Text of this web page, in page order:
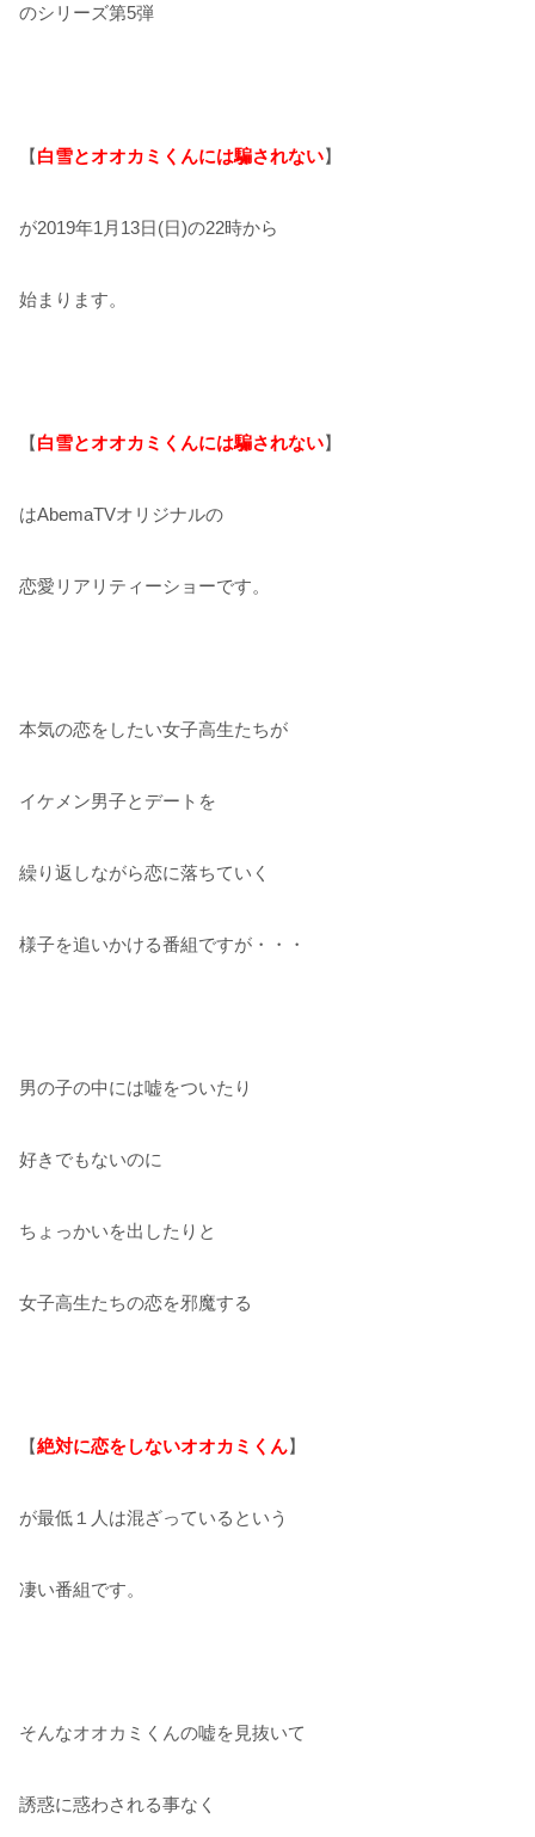
のシリーズ第5弾
【白雪とオオカミくんには騙されない】
が2019年1月13日(日)の22時から
始まります。
【白雪とオオカミくんには騙されない】
はAbemaTVオリジナルの
恋愛リアリティーショーです。
本気の恋をしたい女子高生たちが
イケメン男子とデートを
繰り返しながら恋に落ちていく
様子を追いかける番組ですが・・・
男の子の中には嘘をついたり
好きでもないのに
ちょっかいを出したりと
女子高生たちの恋を邪魔する
【絶対に恋をしないオオカミくん】
が最低１人は混ざっているという
凄い番組です。
そんなオオカミくんの嘘を見抜いて
誘惑に惑わされる事なく